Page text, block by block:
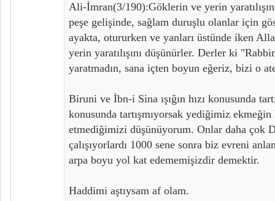
Ali-İmran(3/190):Göklerin ve yerin
peşe gelişinde, sağlam duruşlu olanlar için
ayakta, otururken ve yanları üstünde iken
yerin yaratılışını düşünürler. Derler ki
yaratmadın, sana içten boyun eğeriz, bizi o
Biruni ve İbn-i Sina ışığın hızı konusunda
konusunda tartışmıyorsak yediğimiz ekmeğin
etmediğimizi düşünüyorum. Onlar daha çok
çalışıyorlardı 1000 sene sonra biz evreni
arpa boyu yol kat edememişizdir demektir.
Haddimi aştıysam af olam.